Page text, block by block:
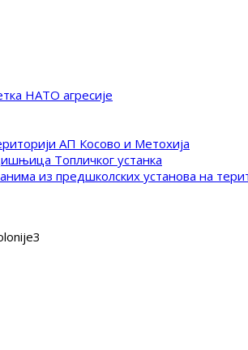
НАТО агресије
АП Косово и Метохија
Топличког устанка
из предшколских установа на